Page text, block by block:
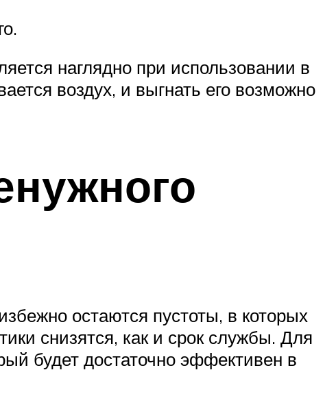
наглядно при использовании в
воздух, и выгнать его возможно
остаются пустоты, в которых
снизятся, как и срок службы. Для
будет достаточно эффективен в